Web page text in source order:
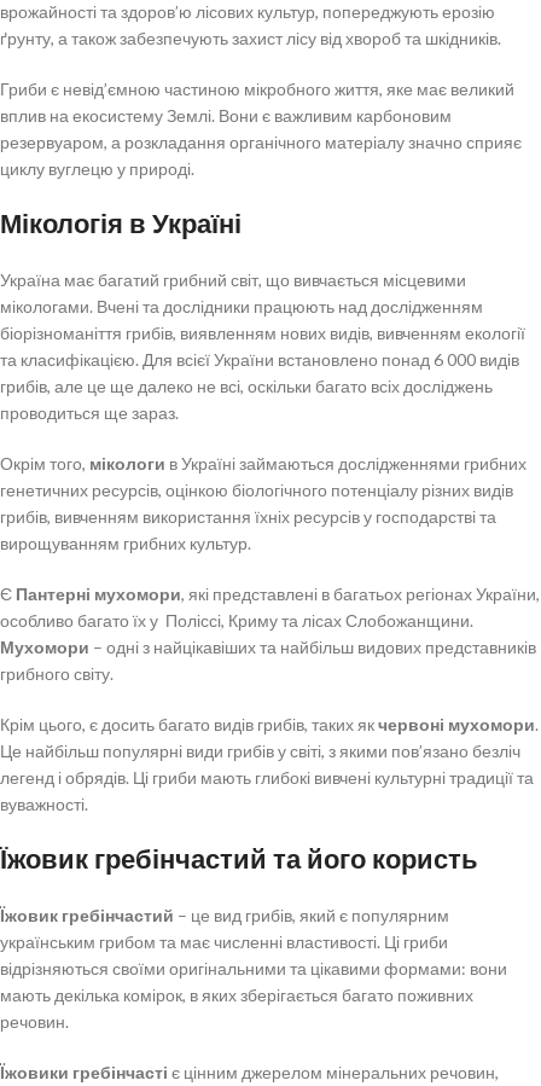
врожайності та здоров’ю лісових культур, попереджують ерозію
ґрунту, а також забезпечують захист лісу від хвороб та шкідників.
Гриби є невід’ємною частиною мікробного життя, яке має великий
вплив на екосистему Землі. Вони є важливим карбоновим
резервуаром, а розкладання органічного матеріалу значно сприяє
циклу вуглецю у природі.
Мікологія в Україні
Україна має багатий грибний світ, що вивчається місцевими
мікологами. Вчені та дослідники працюють над дослідженням
біорізноманіття грибів, виявленням нових видів, вивченням екології
та класифікацією. Для всієї України встановлено понад 6 000 видів
грибів, але це ще далеко не всі, оскільки багато всіх досліджень
проводиться ще зараз.
Окрім того, мікологи в Україні займаються дослідженнями грибних
генетичних ресурсів, оцінкою біологічного потенціалу різних видів
грибів, вивченням використання їхніх ресурсів у господарстві та
вирощуванням грибних культур.
Є Пантерні мухомори, які представлені в багатьох регіонах України,
особливо багато їх у Поліссі, Криму та лісах Слобожанщини.
Мухомори – одні з найцікавіших та найбільш видових представників
грибного світу.
Крім цього, є досить багато видів грибів, таких якчервоні мухомори.
Це найбільш популярні види грибів у світі, з якими пов’язано безліч
легенд і обрядів. Ці гриби мають глибокі вивчені культурні традиції та
вуважності.
Їжовик гребінчастий та його користь
Їжовик гребінчастий – це вид грибів, який є популярним
українським грибом та має численні властивості. Ці гриби
відрізняються своїми оригінальними та цікавими формами: вони
мають декілька комірок, в яких зберігається багато поживних
речовин.
Їжовики гребінчасті є цінним джерелом мінеральних речовин,